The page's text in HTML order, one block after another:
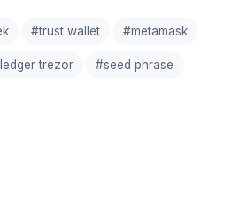
#trust wallet #metamask
trezor #seed phrase